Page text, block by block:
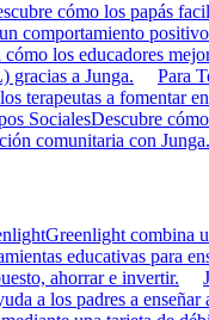
cómo los papás
comportamiento
cómo los educadores
gracias a Junga.
Para
terapeutas a fomentar
SocialesDescubre
comunitaria con Junga.
Greenlight combina
educativas para
ahorrar e invertir.
a los padres a enseñar